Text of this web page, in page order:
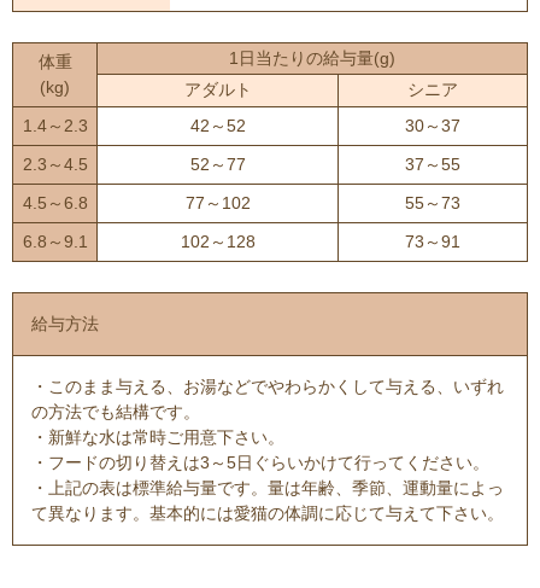
体重
(kg)
1日当たりの給与量(g)
アダルト
シニア
1.4～2.3
42～52
30～37
2.3～4.5
52～77
37～55
4.5～6.8
77～102
55～73
6.8～9.1
102～128 73～91
給与方法
・このまま与える、お湯などでやわらかくして与える、いずれ
の方法でも結構です。
・新鮮な水は常時ご用意下さい。
・フードの切り替えは3～5日ぐらいかけて行ってください。
・上記の表は標準給与量です。量は年齢、季節、運動量によっ
て異なります。基本的には愛猫の体調に応じて与えて下さい。